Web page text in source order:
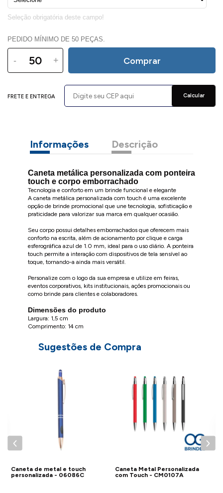
PEDIDO MÍNIMO DE 50 PEÇAS.
- + Comprar
FRETE E ENTREGA Calcular
Informações Descrição
Caneta metálica personalizada com ponteira
touch e corpo emborrachado
Tecnologia e conforto em um brinde funcional e elegante
A caneta metálica personalizada com touch é uma excelente
opção de brinde promocional que une tecnologia, sofisticação e
praticidade para valorizar sua marca em qualquer ocasião.
Seu corpo possui detalhes emborrachados que oferecem mais
conforto na escrita, além de acionamento por clique e carga
esferográfica azul de 1.0 mm, ideal para o uso diário. A ponteira
touch permite a interação com dispositivos de tela sensível ao
toque, tornando-a ainda mais versátil.
Personalize com o logo da sua empresa e utilize em feiras,
eventos corporativos, kits institucionais, ações promocionais ou
como brinde para clientes e colaboradores.
Dimensões do produto
Largura: 1,5 cm
Comprimento: 14 cm
Sugestões de Compra
Caneta de metal e touch
personalizada - 06086C
Caneta Metal Personalizada
com Touch - CM0107A